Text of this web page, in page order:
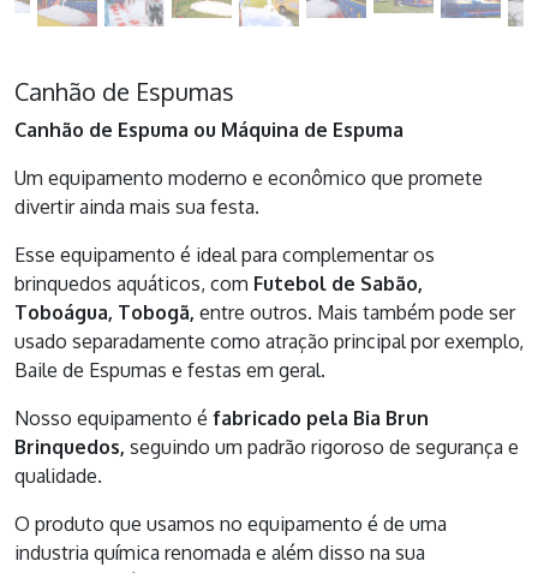
Canhão de Espumas
Canhão de Espuma ou Máquina de Espuma
Um equipamento moderno e econômico que promete
divertir ainda mais sua festa.
Esse equipamento é ideal para complementar os
brinquedos aquáticos, com Futebol de Sabão,
Toboágua, Tobogã, entre outros. Mais também pode ser
usado separadamente como atração principal por exemplo,
Baile de Espumas e festas em geral.
Nosso equipamento é fabricado pela Bia Brun
Brinquedos, seguindo um padrão rigoroso de segurança e
qualidade.
O produto que usamos no equipamento é de uma
industria química renomada e além disso na sua